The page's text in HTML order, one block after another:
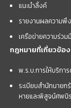
แนะนำลิ้งค์
รายงานผลความพึ
เครือข่ายความร่ว
กฎหมายที่เกี่ยวข้อง
พ.ร.บ.การให้บริกา
ระเบียบสำนักนาย
หายและพิสูจน์ศพนิ